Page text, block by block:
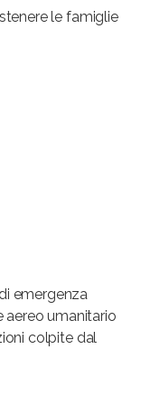
le famiglie
emergenza
aereo umanitario
colpite dal